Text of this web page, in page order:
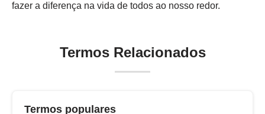
fazer a diferença na vida de todos ao nosso redor.
Termos Relacionados
Termos populares